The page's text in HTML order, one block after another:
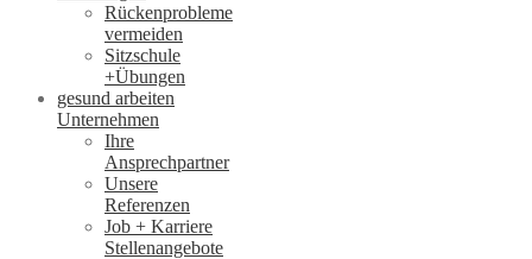
Rückenprobleme
vermeiden
Sitzschule
+Übungen
gesund arbeiten
Unternehmen
Ihre
Ansprechpartner
Unsere
Referenzen
Job + Karriere
Stellenangebote